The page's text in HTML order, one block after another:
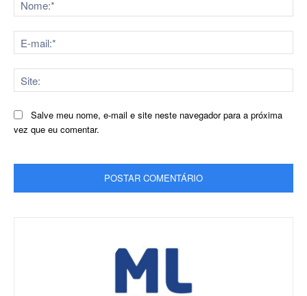
Salve meu nome, e-mail e site neste navegador para a próxima
vez que eu comentar.